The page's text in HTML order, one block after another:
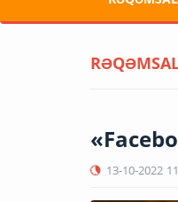
13-10-2022